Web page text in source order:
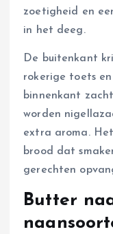
zoetigheid en
in het deeg.
De buitenkant
rokerige toets
binnenkant
worden
extra aroma.
brood dat
gerechten
Butter